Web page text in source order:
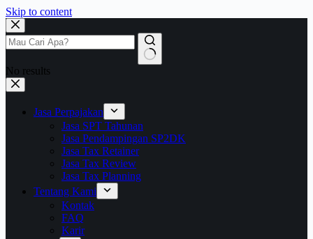
Skip to content
No results
Jasa Perpajakan
Jasa SPT Tahunan
Jasa Pendampingan SP2DK
Jasa Tax Retainer
Jasa Tax Review
Jasa Tax Planning
Tentang Kami
Kontak
FAQ
Karir